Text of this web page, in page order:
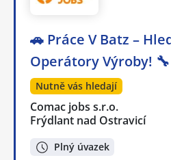
🚗 Práce V Batz –
Operátory Výroby! 🔧
Nutně vás hledají
Comac jobs s.r.o.
Frýdlant nad Ostravicí
Plný úvazek